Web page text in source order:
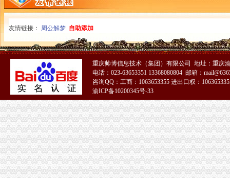
1元注册公司的个人主页-WeCenter社交化问答社区程序
0元注册公司
0元注册公司代办工商全套手续-聊城58同城
新都0元注册公司,代理记账,公司转让,注销成都工商年检今题网
重庆一元注册公司
公司已经在重庆公积金管理中心注册了一个账号了,公司四月份已经
重庆元邦农业发展有限公司
重庆0元注册公司
重庆都尚装修有限公司-土巴兔装修网
【知识产权管理规范】-贯彻企业知识产权管理管规范认定（励补助
重庆免费注册公司
重庆冰盈注册安全工程师事务所有限公司
重庆九龙坡商标注册找哪个公司？_第1页_重庆E线广告设计策划_职场
免费注册公司
徐州专业免费公司注册_徐州商务服务-徐州-苏北信息港
潍坊免费公司注册、潍坊明诚代理记账、潍坊免费公司注册工商代理-
友情链接： 周公解梦 自助添加
重庆帅博信息技术（集团）有限公司 地址：重庆
电话：023-63653351 13368080804 邮箱：
咨询QQ：工商：1063653355 进出口权：
渝ICP备10200345号-33